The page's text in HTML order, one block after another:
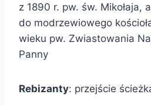
z 1890 r. pw. św. Mikołaja,
do modrzewiowego
wieku pw. Zwiastowania
Panny
Rebizanty: przejście